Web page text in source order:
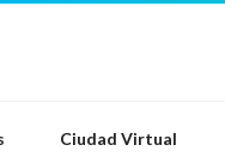
Ciudad Virtual